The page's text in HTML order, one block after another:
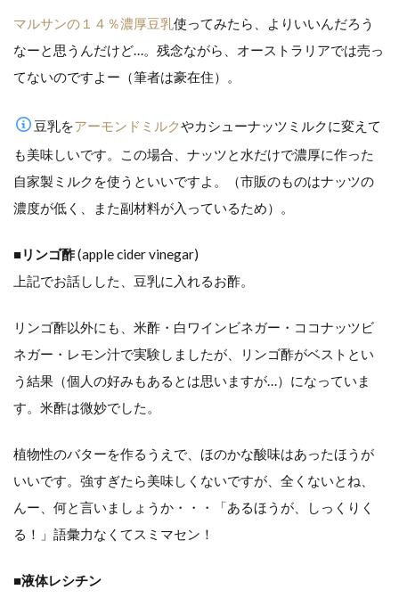
マルサンの１４％濃厚豆乳使ってみたら、よりいいんだろう
なーと思うんだけど…。残念ながら、オーストラリアでは売っ
てないのですよー（筆者は豪在住）。
豆乳をアーモンドミルクやカシューナッツミルクに変えて
も美味しいです。この場合、ナッツと水だけで濃厚に作った
自家製ミルクを使うといいですよ。（市販のものはナッツの
濃度が低く、また副材料が入っているため）。
■リンゴ酢(apple cider vinegar)
上記でお話しした、豆乳に入れるお酢。
リンゴ酢以外にも、米酢・白ワインビネガー・ココナッツビ
ネガー・レモン汁で実験しましたが、リンゴ酢がベストとい
う結果（個人の好みもあるとは思いますが…）になっていま
す。米酢は微妙でした。
植物性のバターを作るうえで、ほのかな酸味はあったほうが
いいです。強すぎたら美味しくないですが、全くないとね、
んー、何と言いましょうか・・・「あるほうが、しっくりく
る！」語彙力なくてスミマセン！
■液体レシチン